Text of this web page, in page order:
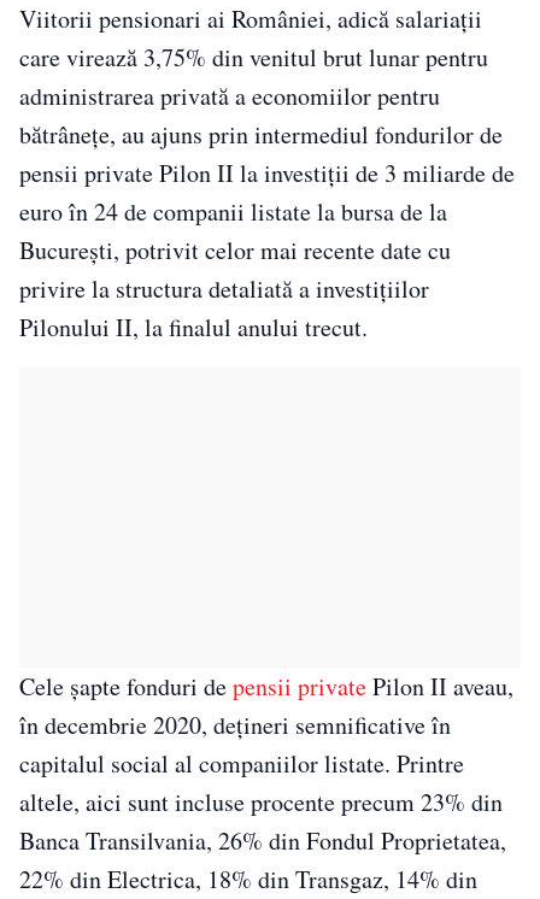
Viitorii pensionari ai României, adică salariaţii
care virează 3,75% din venitul brut lunar pentru
administrarea privată a economiilor pentru
bătrâneţe, au ajuns prin intermediul fondurilor de
pensii private Pilon II la investiţii de 3 miliarde de
euro în 24 de companii listate la bursa de la
Bucureşti, potrivit celor mai recente date cu
privire la structura detaliată a investiţiilor
Pilonului II, la finalul anului trecut.
Cele şapte fonduri depensii privatePilon II aveau,
în decembrie 2020, deţineri semnificative în
capitalul social al companiilor listate. Printre
altele, aici sunt incluse procente precum 23% din
Banca Transilvania, 26% din Fondul Proprietatea,
22% din Electrica, 18% din Transgaz, 14% din